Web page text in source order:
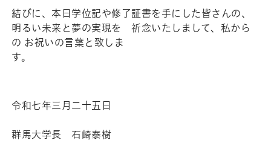
結びに、本日学位記や修了証書を手にした皆さんの、
明るい未来と夢の実現を 祈念いたしまして、私から
の お祝いの言葉と致しま
令和七年三月二十五日
群馬大学長 石崎泰樹